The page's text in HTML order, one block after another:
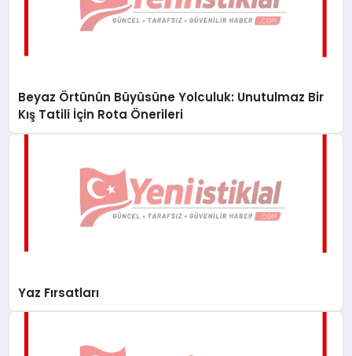
Beyaz Örtünün Büyüsüne Yolculuk: Unutulmaz Bir
Kış Tatili İçin Rota Önerileri
Yaz Fırsatları